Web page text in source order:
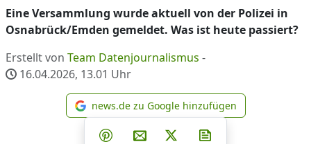
Eine Versammlung wurde aktuell von der Polizei in
Osnabrück/Emden gemeldet. Was ist heute passiert?
Erstellt von Team Datenjournalismus -
16.04.2026, 13.01 Uhr
news.de zu Google
news.de zu Google hinzufügen
Teilen auf Facebook
Teilen auf Whatsapp
Teilen auf Telegram
Teilen auf Pinterest
Per E-Mail teilen
Post auf X